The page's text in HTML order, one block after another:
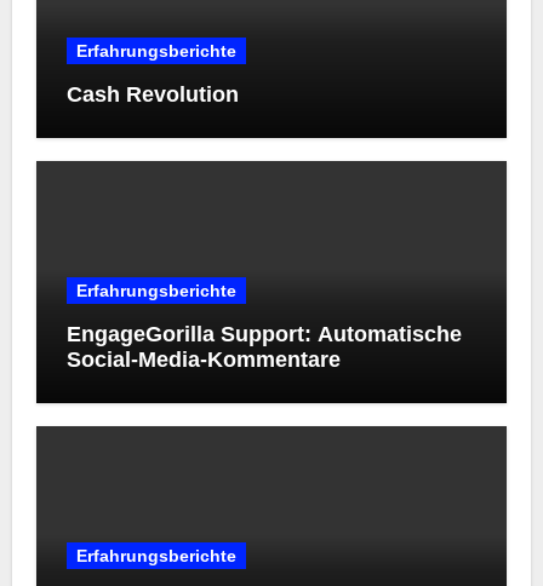
Erfahrungsberichte
Cash Revolution
Erfahrungsberichte
EngageGorilla Support: Automatische
Social-Media-Kommentare
Erfahrungsberichte